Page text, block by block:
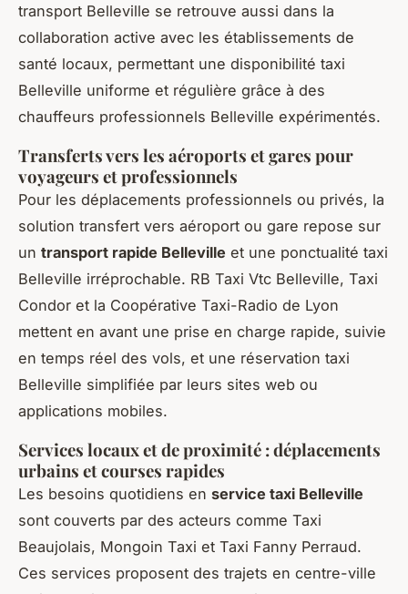
transport Belleville se retrouve aussi dans la
collaboration active avec les établissements de
santé locaux, permettant une disponibilité taxi
Belleville uniforme et régulière grâce à des
chauffeurs professionnels Belleville expérimentés.
Transferts vers les aéroports et gares pour
voyageurs et professionnels
Pour les déplacements professionnels ou privés, la
solution transfert vers aéroport ou gare repose sur
un transport rapide Belleville et une ponctualité taxi
Belleville irréprochable. RB Taxi Vtc Belleville, Taxi
Condor et la Coopérative Taxi-Radio de Lyon
mettent en avant une prise en charge rapide, suivie
en temps réel des vols, et une réservation taxi
Belleville simplifiée par leurs sites web ou
applications mobiles.
Services locaux et de proximité : déplacements
urbains et courses rapides
Les besoins quotidiens en service taxi Belleville
sont couverts par des acteurs comme Taxi
Beaujolais, Mongoin Taxi et Taxi Fanny Perraud.
Ces services proposent des trajets en centre-ville